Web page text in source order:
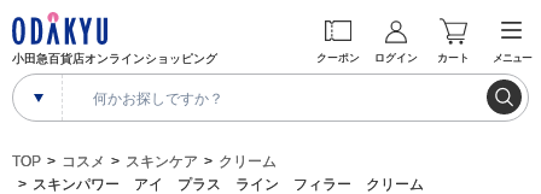
小田急百貨店オンラインショッピング クーポン ログイン カート メニュー
TOP コスメ スキンケア
クリーム
スキンパワー アイ プラス ライン フィラー クリーム